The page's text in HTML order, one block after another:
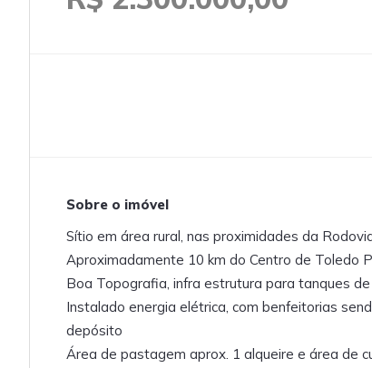
Sobre o imóvel
Sítio em área rural, nas proximidades da
Aproximadamente 10 km do Centro de Toledo
Boa Topografia, infra estrutura para tanques
Instalado energia elétrica, com benfeitorias
depósito
Área de pastagem aprox. 1 alqueire e área de